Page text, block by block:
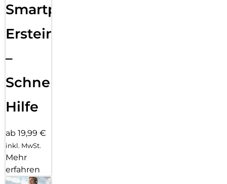
Smartphone
Ersteinrichtung
–
Schnelle
Hilfe
ab 19,99 €
inkl. MwSt.
Mehr
erfahren